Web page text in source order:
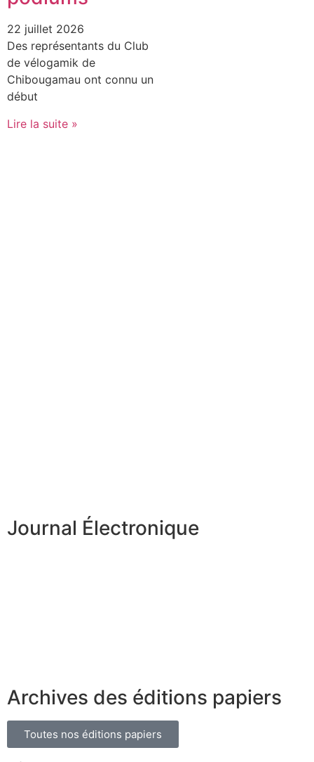
22 juillet 2026
Des représentants du Club
de vélogamik de
Chibougamau ont connu un
début
Lire la suite »
Journal Électronique
Archives des éditions papiers
Toutes nos éditions papiers